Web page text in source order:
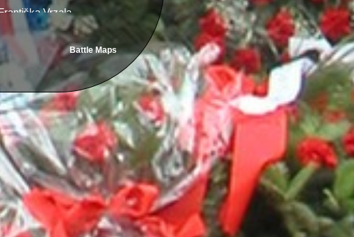
Vrzala
Battle Maps